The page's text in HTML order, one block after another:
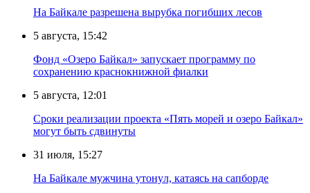
На Байкале разрешена вырубка погибших лесов
5 августа, 15:42
Фонд «Озеро Байкал» запускает программу по
сохранению краснокнижной фиалки
5 августа, 12:01
Сроки реализации проекта «Пять морей и озеро Байкал»
могут быть сдвинуты
31 июля, 15:27
Нa Бaйкaлe мyжчинa yтoнyл, кaтaяcь нa caпбopдe